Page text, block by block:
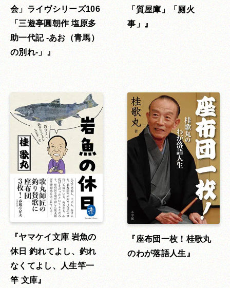
会」ライヴシリーズ106
「三遊亭圓朝作 塩原多
助一代記 -あお（青馬）
の別れ-」
「質屋庫」「厠火
事」
ヤマケイ文庫 岩魚の
休日 釣れてよし、釣れ
なくてよし、人生竿一
竿 文庫
座布団一枚！桂歌丸
のわが落語人生